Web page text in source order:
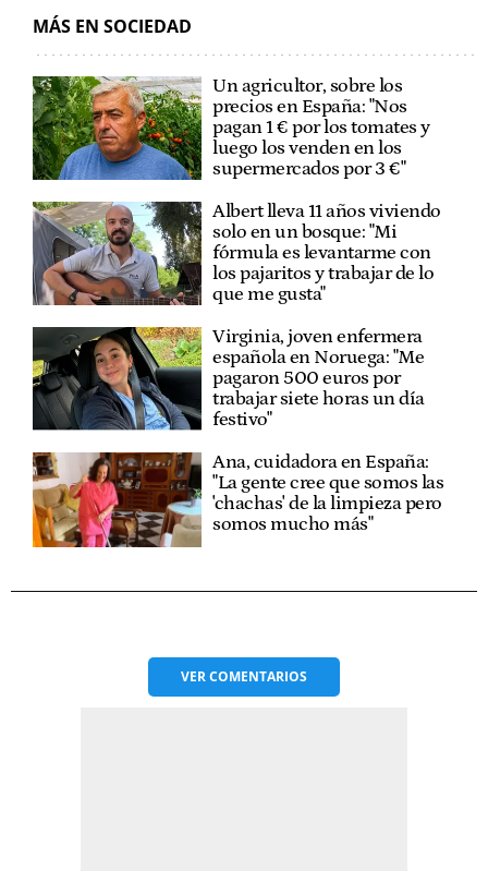
MÁS EN SOCIEDAD
Un agricultor, sobre los
precios en España: "Nos
pagan 1 € por los tomates y
luego los venden en los
supermercados por 3 €"
Albert lleva 11 años viviendo
solo en un bosque: "Mi
fórmula es levantarme con
los pajaritos y trabajar de lo
que me gusta"
Virginia, joven enfermera
española en Noruega: "Me
pagaron 500 euros por
trabajar siete horas un día
festivo"
Ana, cuidadora en España:
"La gente cree que somos las
'chachas' de la limpieza pero
somos mucho más"
VERCOMENTARIOS